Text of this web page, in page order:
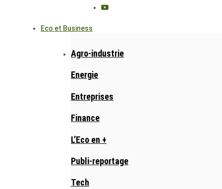
Eco et Business
Agro-industrie
Energie
Entreprises
Finance
L’Eco en +
Publi-reportage
Tech